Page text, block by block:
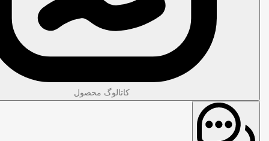
کاتالوگ محصول